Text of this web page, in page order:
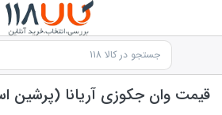
قیمت وان جکوزی آریانا (پرشین